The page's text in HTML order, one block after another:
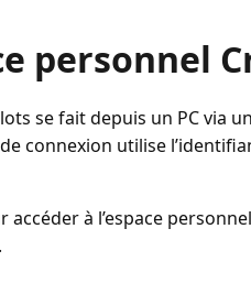
personnel
se fait depuis un PC
connexion utilise
à l’espace